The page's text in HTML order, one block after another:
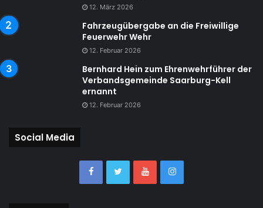
12. März 2026
Fahrzeugübergabe an die Freiwillige
Feuerwehr Wehr
12. Februar 2026
Bernhard Hein zum Ehrenwehrführer der
Verbandsgemeinde Saarburg-Kell
ernannt
12. Februar 2026
Social Media